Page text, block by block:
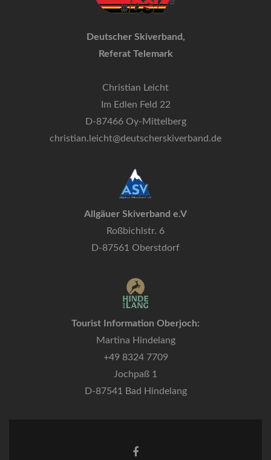
Deutscher Skiverband,
Referat Telemark
Christian Leicht
Im Edlen Feld 22
D-87466 Oy-Mittelberg
christian.leicht@deutscherskiverband.de
Allgäuer Skiverband e.V
Roßbichlstr. 6
D-87561 Oberstdorf
Tourist Information Oberjoch:
Martina Hindelang
+49 8324 7709
Jochpaß 1
D-87541 Bad Hindelang
Facebook-